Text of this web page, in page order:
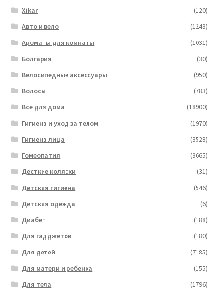
Xikar
(120)
Авто и вело
(1243)
Ароматы для комнаты
(1031)
Болгария
(30)
Велосипедные аксессуары
(950)
Волосы
(783)
Все для дома
(18900)
Гигиена и уход за телом
(1970)
Гигиена лица
(3528)
Гомеопатия
(3665)
Десткие коляски
(31)
Детская гигиена
(546)
Детская одежда
(6)
Диабет
(188)
Для гадджетов
(180)
Для детей
(7185)
Для матери и ребенка
(155)
Для тела
(1796)